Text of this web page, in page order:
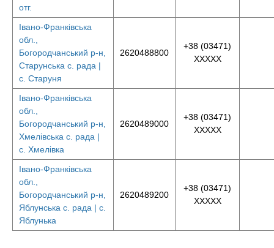
отг.
Івано-Франківська
обл.,
Богородчанський р-н,
Старунська с. рада |
с. Старуня
2620488800
+38 (03471)
XXXXX
Івано-Франківська
обл.,
Богородчанський р-н,
Хмелівська с. рада |
с. Хмелівка
2620489000
+38 (03471)
XXXXX
Івано-Франківська
обл.,
Богородчанський р-н,
Яблунська с. рада | с.
Яблунька
2620489200
+38 (03471)
XXXXX